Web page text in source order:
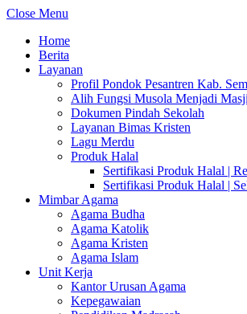
Close Menu
Home
Berita
Layanan
Profil Pondok Pesantren Kab.
Alih Fungsi Musola Menjadi
Dokumen Pindah Sekolah
Layanan Bimas Kristen
Lagu Merdu
Produk Halal
Sertifikasi Produk Halal |
Sertifikasi Produk Halal |
Mimbar Agama
Agama Budha
Agama Katolik
Agama Kristen
Agama Islam
Unit Kerja
Kantor Urusan Agama
Kepegawaian